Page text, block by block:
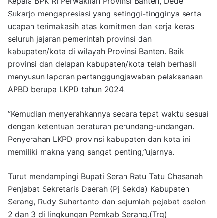
Sukarjo mengapresiasi yang setinggi-tingginya serta
ucapan terimakasih atas komitmen dan kerja keras
seluruh jajaran pemerintah provinsi dan
kabupaten/kota di wilayah Provinsi Banten. Baik
provinsi dan delapan kabupaten/kota telah berhasil
menyusun laporan pertanggungjawaban pelaksanaan
APBD berupa LKPD tahun 2024.
”Kemudian menyerahkannya secara tepat waktu sesuai
dengan ketentuan peraturan perundang-undangan.
Penyerahan LKPD provinsi kabupaten dan kota ini
memiliki makna yang sangat penting,”ujarnya.
Turut mendampingi Bupati Seran Ratu Tatu Chasanah
Penjabat Sekretaris Daerah (Pj Sekda) Kabupaten
Serang, Rudy Suhartanto dan sejumlah pejabat eselon
2 dan 3 di lingkungan Pemkab Serang.(Trg)